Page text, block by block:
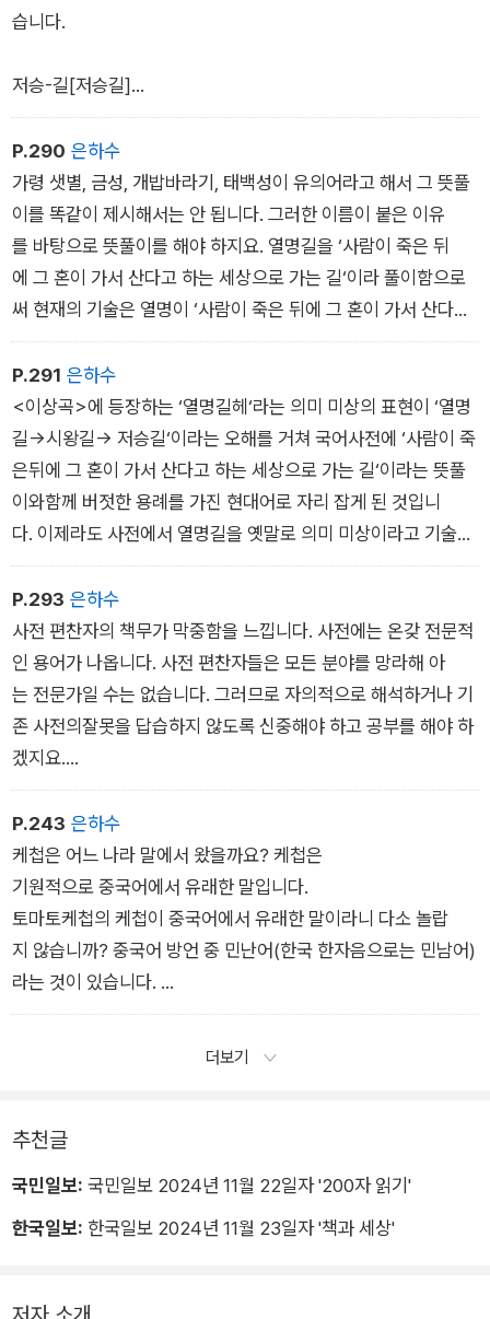
습니다.
저승-길[저승길]
<명사> 사람이 죽은 뒤에 그 혼이 가서 산다고 하는 세상으로 가
는 길.
≒열명길, 황천길.
저승길을 떠나다.
그들도 웅보가 양반들처럼 만장 휘날리며 꽃상여 타고 저승길 떠
나는것을 보고 싶었던 것이다. 문순태, 《타오르는 강》
저승의 의미가 ‘사람이 죽은 뒤에 그 혼이 가서 산다고 하는 세
상‘이므로 저승길을 저승으로 가는 길이라는 뜻에서 ‘사람이 죽
은 뒤에 그 혼이 가서 산다고 하는 세상으로 가는 길‘이라 풀이하
는 것은 맞지만 열명길이 저승길과 유의어라고 해서 저승길과 똑
같이 뜻풀이하는 것은 옳지 않습니다.
P.290 은하수
가령 샛별, 금성, 개밥바라기, 태백성이 유의어라고 해서 그 뜻풀
이를 똑같이 제시해서는 안 됩니다. 그러한 이름이 붙은 이유
를 바탕으로 뜻풀이를 해야 하지요. 열명길을 ‘사람이 죽은 뒤
에 그 혼이 가서 산다고 하는 세상으로 가는 길‘이라 풀이함으로
써 현재의 기술은 열명이 ‘사람이 죽은 뒤에 그 혼이 가서 산다고
하는 세상‘, 즉 저승과 유의어라는 착각을 불러일으키게 합니다.
P.291 은하수
<이상곡>에 등장하는 ‘열명길헤‘라는 의미 미상의 표현이 ‘열명
길→시왕길→ 저승길‘이라는 오해를 거쳐 국어사전에 ‘사람이 죽
은뒤에 그 혼이 가서 산다고 하는 세상으로 가는 길‘이라는 뜻풀
이와함께 버젓한 용례를 가진 현대어로 자리 잡게 된 것입니
다. 이제라도 사전에서 열명길을 옛말로 의미 미상이라고 기술해
두는 것이 타당하겠으나 이미 현대어에 자리를 잡고 버젓이 용례
를 갖추고 있으니
이도 쉽지 않은 일입니다.
좋은 작가가 되기 위해 어휘력을 신장시킬 필요가 있고 그러기 위
해 사전을 충실히 공부하여 사라져가는 말들을 되살려 쓰려는 시
도가 장려되어야 하는 것은 맞습니다. 그러나 그러다 보니 열명길
과 같은 유령어가 나타나 자리 잡는 현상도 나타나게 됩니다.
P.293 은하수
사전 편찬자의 책무가 막중함을 느낍니다. 사전에는 온갖 전문적
인 용어가 나옵니다. 사전 편찬자들은 모든 분야를 망라해 아
는 전문가일 수는 없습니다. 그러므로 자의적으로 해석하거나 기
존 사전의잘못을 답습하지 않도록 신중해야 하고 공부를 해야 하
겠지요.
우리는 단어의 용법이나 의미를 확실히 알고 싶을 때 사전을 적극
적으로 이용하되 사전에서 기술하고 있다고 하여 모든 말이 다 옳
다고 무비판적으로 받아들이지는 말아야 하겠습니다. 이상하
다 여겨지면 비판을 할 줄 아는 시각이 필요하지요. 사람은 실수
도 할 수 있습니다. 이를 인지하고 탐구하는 자세가 필요합니다.
P.243 은하수
케첩은 어느 나라 말에서 왔을까요? 케첩은
기원적으로 중국어에서 유래한 말입니다.
토마토케첩의 케첩이 중국어에서 유래한 말이라니 다소 놀랍
지 않습니까? 중국어 방언 중 민난어(한국 한자음으로는 민남어)
라는 것이 있습니다.
중국의 푸젠성에서 광둥성 동부까지 널리 쓰이는 방언이며 이 방
언이 화교들에 의해 동남아로도 많이 전파가 되었습니다.
더보기
추천글
국민일보: 국민일보 2024년 11월 22일자 '200자 읽기'
한국일보: 한국일보 2024년 11월 23일자 '책과 세상'